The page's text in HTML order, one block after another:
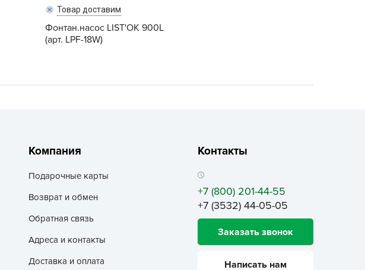
VALBRENTA CHEMICALS
Zarit
АБТ Групп
Агробиотехнология
агрофирма манул
байкал
Банные штучки
Товар доставим
Фонтан.насос LIST'OK 900L
(арт. LPF-18W)
Компания
Подарочные карты
Возврат и обмен
Обратная связь
Адреса и контакты
Доставка и оплата
Контакты
+7 (800) 201-44-55
+7 (3532) 44-05-05
Заказать звонок
Написать нам